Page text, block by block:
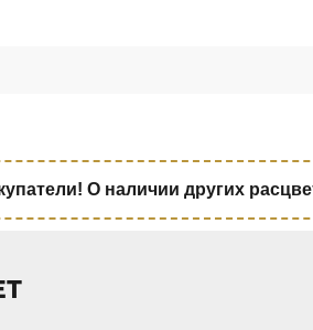
О наличии других